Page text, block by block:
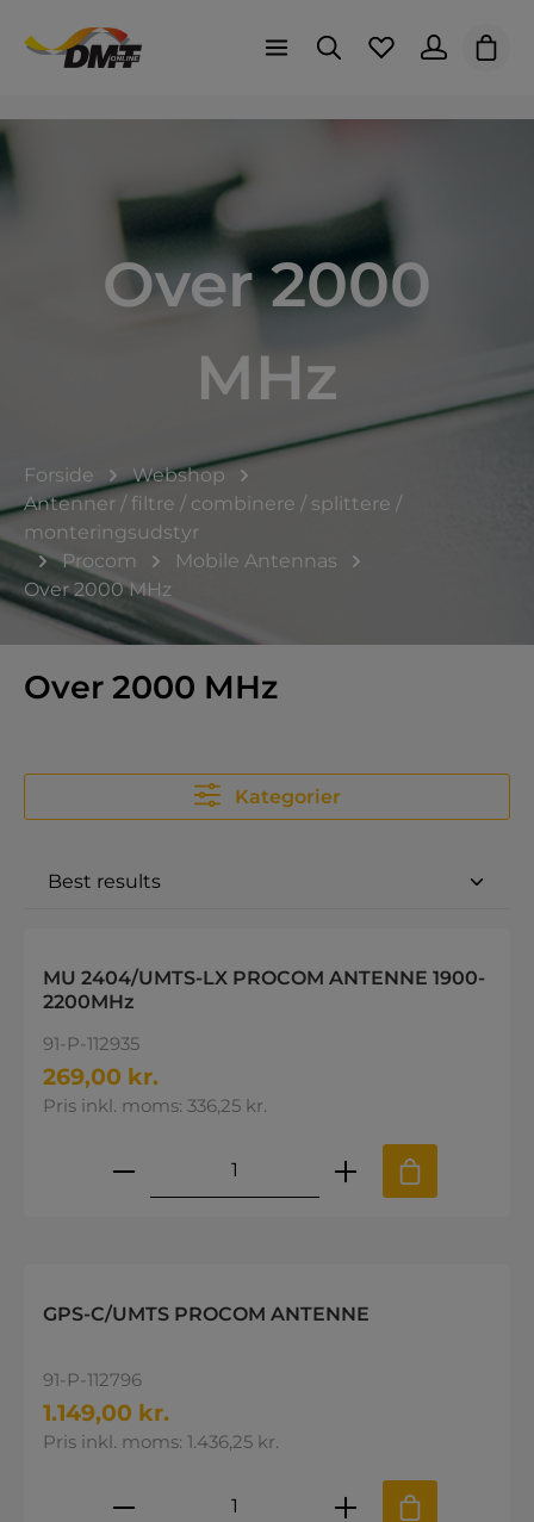
Over 2000
MHz
Forside
Webshop
Antenner / filtre / combinere / splittere /
monteringsudstyr
Procom
Mobile Antennas
Over 2000 MHz
Over 2000 MHz
Kategorier
MU 2404/UMTS-LX PROCOM ANTENNE 1900-
2200MHz
91-P-112935
269,00 kr.
Pris inkl. moms: 336,25 kr.
Produktmængde: Indtast den
GPS-C/UMTS PROCOM ANTENNE
91-P-112796
1.149,00 kr.
Pris inkl. moms: 1.436,25 kr.
Produktmængde: Indtast den